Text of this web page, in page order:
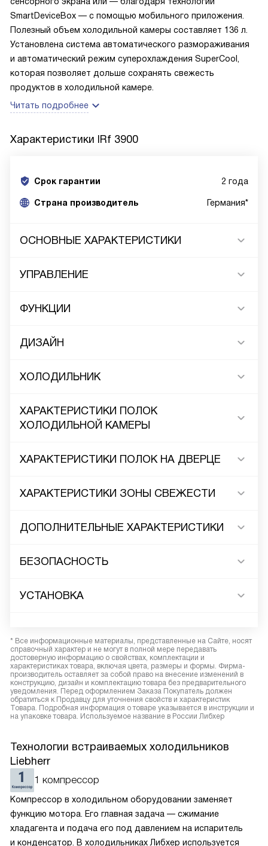
SmartDeviceBox — с помощью мобильного приложения.
Полезный объем холодильной камеры составляет 136 л.
Установлена система автоматического размораживания
и автоматический режим суперохлаждения SuperCool,
которая позволяет дольше сохранять свежесть
продуктов в холодильной камере.
Читать подробнее
Характеристики IRf 3900
Срок гарантии 2 года
Cтрана производитель Германия*
ОСНОВНЫЕ ХАРАКТЕРИСТИКИ
УПРАВЛЕНИЕ
ФУНКЦИИ
ДИЗАЙН
ХОЛОДИЛЬНИК
ХАРАКТЕРИСТИКИ ПОЛОК
ХОЛОДИЛЬНОЙ КАМЕРЫ
ХАРАКТЕРИСТИКИ ПОЛОК НА ДВЕРЦЕ
ХАРАКТЕРИСТИКИ ЗОНЫ СВЕЖЕСТИ
ДОПОЛНИТЕЛЬНЫЕ ХАРАКТЕРИСТИКИ
БЕЗОПАСНОСТЬ
УСТАНОВКА
* Все информационные материалы, представленные на Сайте, носят
справочный характер и не могут в полной мере передавать
достоверную информацию о свойствах, комплектации и
характеристиках товара, включая цвета, размеры и формы. Фирма-
производитель оставляет за собой право на внесение изменений в
конструкцию, дизайн и комплектацию товара без предварительного
уведомления. Перед оформлением Заказа Покупатель должен
обратиться к Продавцу для уточнения свойств и характеристик
Товара. Подробная информация о товаре указывается в инструкции и
на упаковке товара. Используемое название в России Либхер
Технологии встраиваемых холодильников
Liebherr
1 компрессор
Компрессор в холодильном оборудовании заменяет
функцию мотора. Его главная задача — сжимание
хладагента и подача его под давлением на испаритель
и конденсатор. В холодильниках Либхер используется